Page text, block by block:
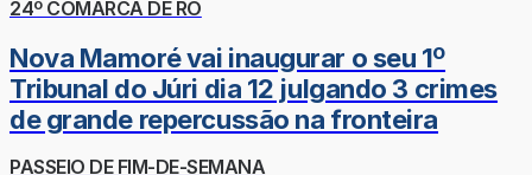
24º COMARCA DE RO
Nova Mamoré vai inaugurar o seu 1º
Tribunal do Júri dia 12 julgando 3 crimes
de grande repercussão na fronteira
PASSEIO DE FIM-DE-SEMANA